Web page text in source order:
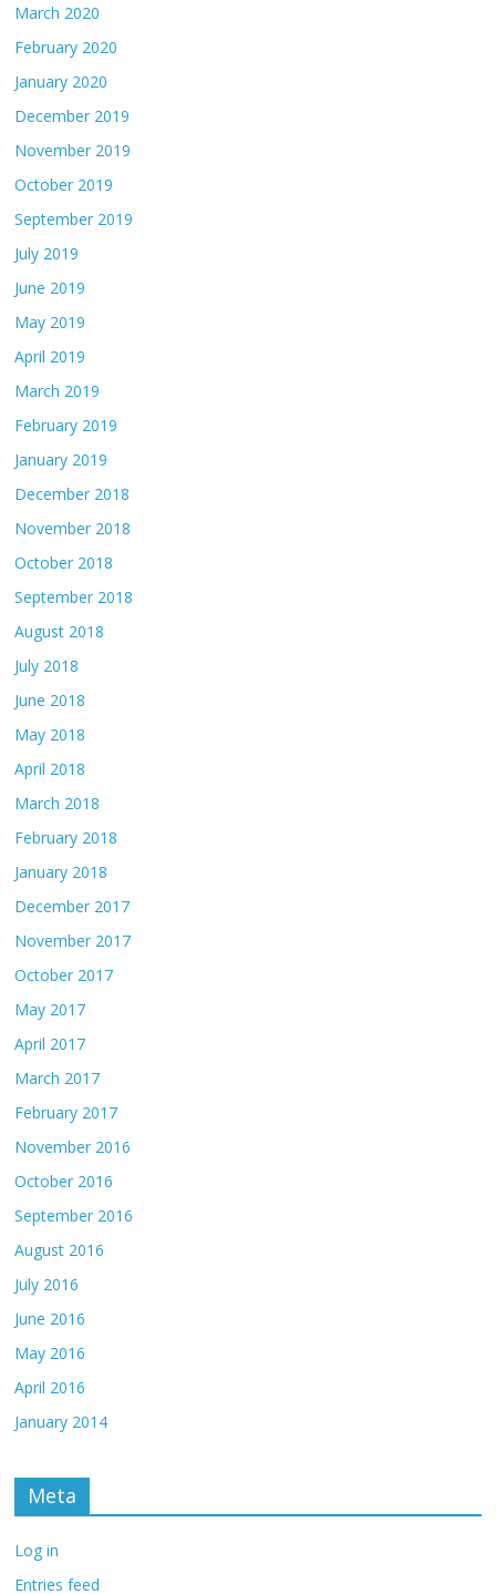
March 2020
February 2020
January 2020
December 2019
November 2019
October 2019
September 2019
July 2019
June 2019
May 2019
April 2019
March 2019
February 2019
January 2019
December 2018
November 2018
October 2018
September 2018
August 2018
July 2018
June 2018
May 2018
April 2018
March 2018
February 2018
January 2018
December 2017
November 2017
October 2017
May 2017
April 2017
March 2017
February 2017
November 2016
October 2016
September 2016
August 2016
July 2016
June 2016
May 2016
April 2016
January 2014
Meta
Log in
Entries feed